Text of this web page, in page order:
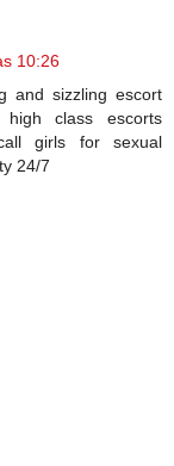
10:26
and sizzling escort
high class escorts
girls for sexual
24/7